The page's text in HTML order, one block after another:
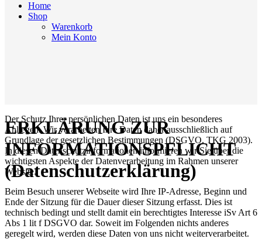
Home
Shop
Warenkorb
Mein Konto
ERKLÄRUNG ZUR
INFORMATIONSPFLICHT
(Datenschutzerklärung)
Der Schutz Ihrer persönlichen Daten ist uns ein besonderes
Anliegen. Wir verarbeiten Ihre Daten daher ausschließlich auf
Grundlage der gesetzlichen Bestimmungen (DSGVO, TKG 2003).
In diesen Datenschutzinformationen informieren wir Sie über die
wichtigsten Aspekte der Datenverarbeitung im Rahmen unserer
Website.
Beim Besuch unserer Webseite wird Ihre IP-Adresse, Beginn und
Ende der Sitzung für die Dauer dieser Sitzung erfasst. Dies ist
technisch bedingt und stellt damit ein berechtigtes Interesse iSv Art 6
Abs 1 lit f DSGVO dar. Soweit im Folgenden nichts anderes
geregelt wird, werden diese Daten von uns nicht weiterverarbeitet.